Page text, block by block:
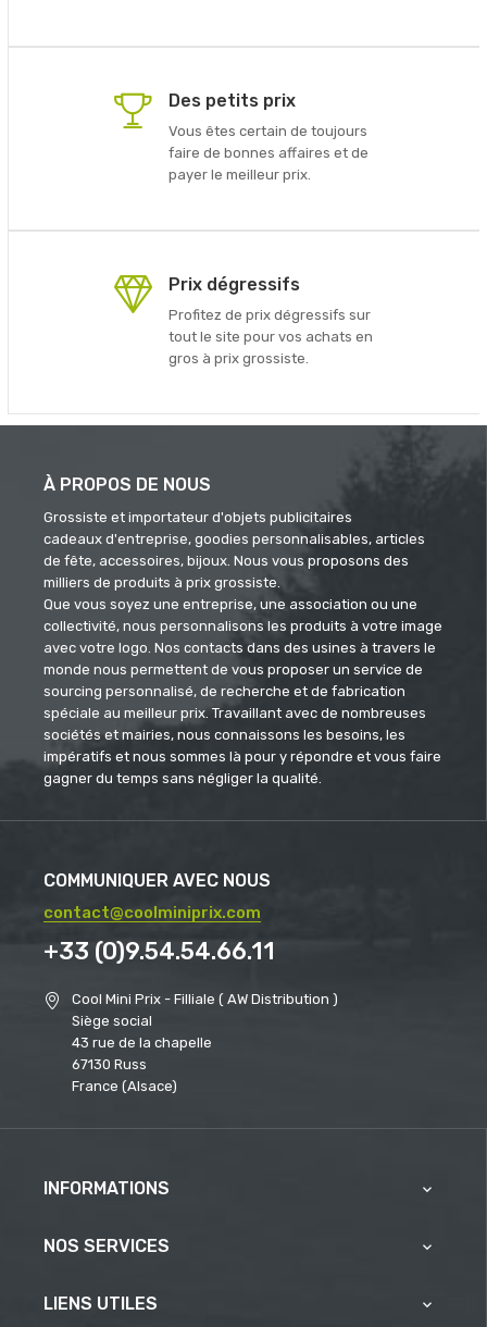
Des petits prix
Vous êtes certain de toujours
faire de bonnes affaires et de
payer le meilleur prix.
Prix dégressifs
Profitez de prix dégressifs sur
tout le site pour vos achats en
gros à prix grossiste.
À PROPOS DE NOUS
Grossiste et importateur d'objets publicitaires
cadeaux d'entreprise, goodies personnalisables, articles
de fête, accessoires, bijoux. Nous vous proposons des
milliers de produits à prix grossiste.
Que vous soyez une entreprise, une association ou une
collectivité, nous personnalisons les produits à votre image
avec votre logo. Nos contacts dans des usines à travers le
monde nous permettent de vous proposer un service de
sourcing personnalisé, de recherche et de fabrication
spéciale au meilleur prix. Travaillant avec de nombreuses
sociétés et mairies, nous connaissons les besoins, les
impératifs et nous sommes là pour y répondre et vous faire
gagner du temps sans négliger la qualité.
COMMUNIQUER AVEC NOUS
contact@coolminiprix.com
+33 (0)9.54.54.66.11
Cool Mini Prix - Filliale ( AW Distribution )
Siège social
43 rue de la chapelle
67130 Russ
France (Alsace)
INFORMATIONS 
NOS SERVICES 
LIENS UTILES 